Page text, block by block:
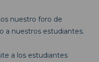
nuestro foro de
a nuestros estudiantes.
a los estudiantes